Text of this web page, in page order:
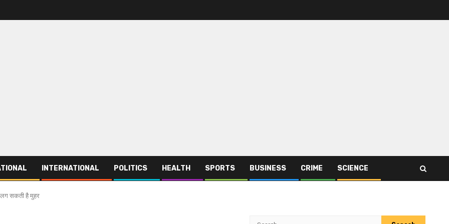
INTERNATIONAL POLITICS HEALTH SPORTS BUSINESS CRIME SCIENCE
सकती है मुहर
Search